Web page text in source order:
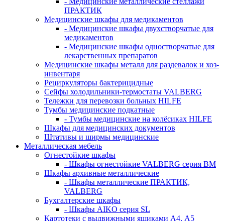
ПРАКТИК
Медицинские шкафы для медикаментов
- Медицинские шкафы двухстворчатые для
медикаментов
- Медицинские шкафы одностворчатые для
лекарственных препаратов
Медицинские шкафы металл для раздевалок и хоз-
инвентаря
Рециркуляторы бактерицидные
Сейфы холодильники-термостаты VALBERG
Тележки для перевозки больных HILFE
Тумбы медицинские подкатные
- Тумбы медицинские на колёсиках HILFE
Шкафы для медицинских документов
Штативы и ширмы медицинские
Металлическая мебель
Огнестойкие шкафы
- Шкафы огнестойкие VALBERG серия BM
Шкафы архивные металлические
- Шкафы металлические ПРАКТИК,
VALBERG
Бухгалтерские шкафы
- Шкафы AIKO серия SL
Картотеки с выдвижными ящиками А4, А5